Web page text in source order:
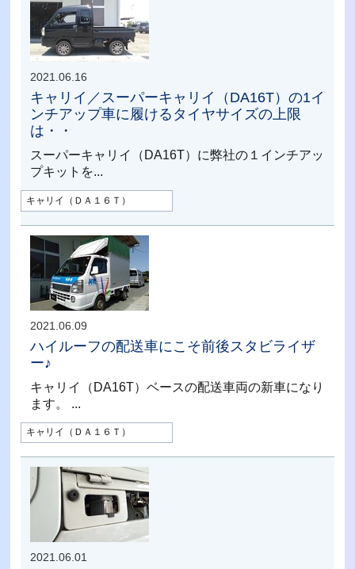
2021.06.16
キャリイ／スーパーキャリイ（DA16T）の1イ
ンチアップ車に履けるタイヤサイズの上限
は・・
スーパーキャリイ（DA16T）に弊社の１インチアッ
プキットを...
キャリイ（ＤＡ１６Ｔ）
2021.06.09
ハイルーフの配送車にこそ前後スタビライザ
ー♪
キャリイ（DA16T）ベースの配送車両の新車になり
ます。 ...
キャリイ（ＤＡ１６Ｔ）
2021.06.01